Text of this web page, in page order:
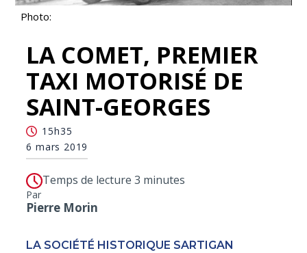
Photo:
LA COMET, PREMIER
TAXI MOTORISÉ DE
SAINT-GEORGES
15h35
6 mars 2019
Temps de lecture 3 minutes
Par
Pierre Morin
LA SOCIÉTÉ HISTORIQUE SARTIGAN